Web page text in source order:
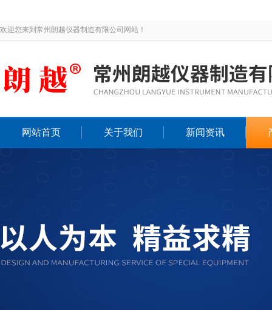
欢迎您来到常州朗越仪器制造有限公司网站！
网站首页 关于我们 新闻资讯